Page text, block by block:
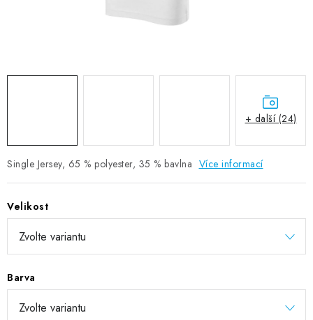
TEXTIL S VLASTNÍM POTISKEM
Jak nakupovat Potisk textilu/výšivka
Výměna/vrácení zboží
Vánoční trička
Kontakty
Akce a slevy
Single Jersey, 65 % polyester, 35 % bavlna Více informací
Velikost
Barva
+ další (24)